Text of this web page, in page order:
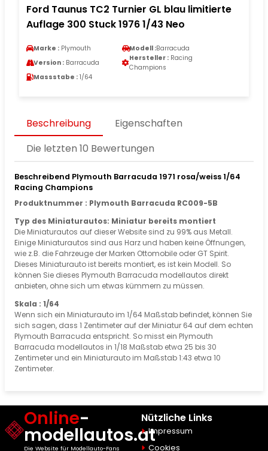
Ford Taunus TC2 Turnier GL blau limitierte
Auflage 300 Stuck 1976 1/43 Neo
Marke : Plymouth Modell :Barracuda
Version : Barracuda
Hersteller : Racing
Champions
Massstabe : 1/64
Beschreibung
Eigenschaften
Die letzten 10 Bewertungen
Beschreibend Plymouth Barracuda 1971 rosa/weiss 1/64
Racing Champions
Produktnummer : Plymouth Barracuda RC009-5B
Typ des Miniaturautos: Miniatur bereits montiert
Die Miniaturautos auf dieser Website sind zu 99% aus Metall.
Einige Miniaturautos sind aus Harz und haben keine Öffnungen,
wie z.B. die Fahrzeuge der Marken Ottomobile oder GT Spirit.
Dieses Miniaturauto ist bereits montiert, es ist kein Modell. So
können Sie dieses Plymouth Barracuda modellautos direkt
anbieten, ohne sich um etwas kümmern zu müssen.
Skala : 1/64
Wenn sich ein Miniaturauto im 1/64 Maßstab befindet, können Sie
sich sagen, dass 1 Zentimeter auf der Miniatur 64 auf dem echten
Plymouth Barracuda entspricht. So misst ein Plymouth
Barracuda modellautos in 1/18 Maßstab etwa 25 bis 30
Zentimeter und ein Miniaturauto im Maßstab 1:43 etwa 10
Zentimeter.
Online-
modellautos.at
Die Website für Modellauto-Fans
Nützliche Links
Impressum
Cookies